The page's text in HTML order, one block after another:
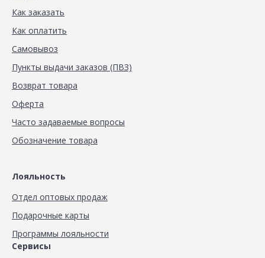
Как заказать
Как оплатить
Самовывоз
Пункты выдачи заказов (ПВЗ)
Возврат товара
Оферта
Часто задаваемые вопросы
Обозначение товара
Лояльность
Отдел оптовых продаж
Подарочные карты
Программы лояльности
Сервисы